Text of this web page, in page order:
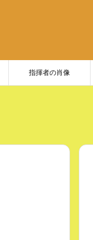
指揮者の肖像